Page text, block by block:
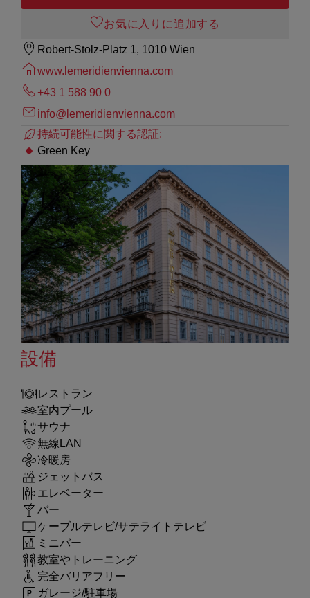
お気に入りに追加する
Robert-Stolz-Platz 1, 1010 Wien
www.lemeridienvienna.com
+43 1 588 90 0
info@lemeridienvienna.com
持続可能性に関する認証:
Green Key
設備
レストラン
室内プール
サウナ
無線LAN
冷暖房
ジェットバス
エレベーター
バー
ケーブルテレビ/サテライトテレビ
ミニバー
教室やトレーニング
完全バリアフリー
ガレージ/駐車場